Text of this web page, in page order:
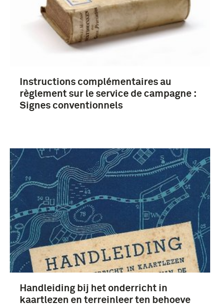
Instructions complémentaires au
règlement sur le service de campagne :
Signes conventionnels
Handleiding bij het onderricht in
kaartlezen en terreinleer ten behoeve